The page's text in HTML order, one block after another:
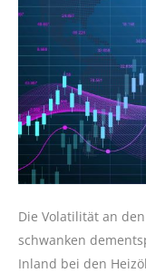
Die Volatilität an
schwanken
Inland bei den